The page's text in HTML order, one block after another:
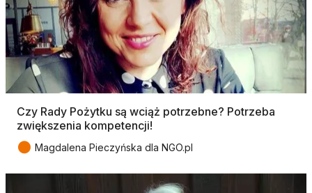
Czy Rady Pożytku są wciąż potrzebne? Potrzeba
zwiększenia kompetencji!
● Magdalena Pieczyńska dla NGO.pl